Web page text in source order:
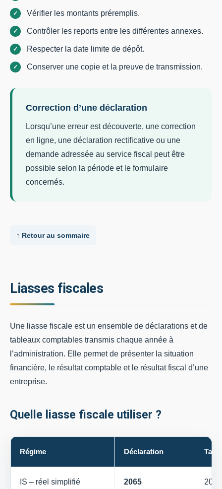
Vérifier les montants préremplis.
Contrôler les reports entre les différentes annexes.
Respecter la date limite de dépôt.
Conserver une copie et la preuve de transmission.
Correction d’une déclaration
Lorsqu’une erreur est découverte, une correction
en ligne, une déclaration rectificative ou une
demande adressée au service fiscal peut être
possible selon la période et le formulaire
concernés.
↑ Retour au sommaire
Liasses fiscales
Une liasse fiscale est un ensemble de déclarations et de
tableaux comptables transmis chaque année à
l’administration. Elle permet de présenter la situation
financière, le résultat comptable et le résultat fiscal d’une
entreprise.
Quelle liasse fiscale utiliser ?
Régime Déclaration
IS – réel simplifié 2065